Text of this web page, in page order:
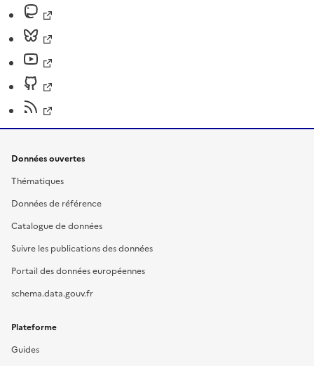
Données ouvertes
Thématiques
Données de référence
Catalogue de données
Suivre les publications des données
Portail des données européennes
schema.data.gouv.fr
Plateforme
Guides